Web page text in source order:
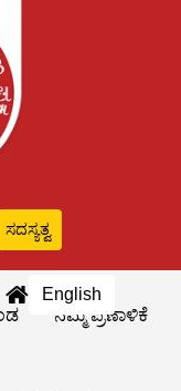
ಸದಸ್ಯತ್ವ
English
ನಮ್ಮ ಪ್ರಣಾಳಿಕೆ